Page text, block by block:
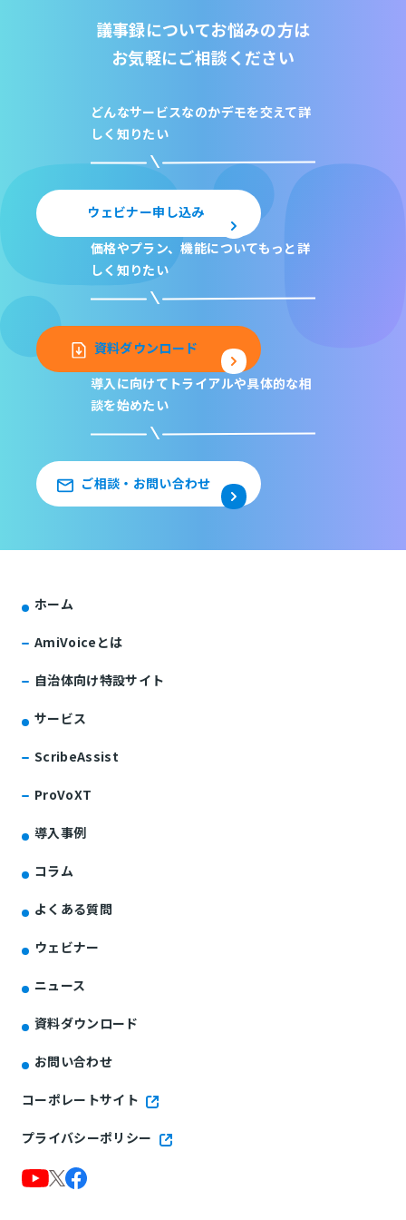
議事録についてお悩みの方は
お気軽にご相談ください
どんなサービスなのかデモを交えて詳
しく知りたい
ウェビナー申し込み
価格やプラン、機能についてもっと詳
しく知りたい
資料ダウンロード
導入に向けてトライアルや具体的な相
談を始めたい
ご相談・お問い合わせ
ホーム
AmiVoiceとは
自治体向け特設サイト
サービス
ScribeAssist
ProVoXT
導入事例
コラム
よくある質問
ウェビナー
ニュース
資料ダウンロード
お問い合わせ
コーポレートサイト
プライバシーポリシー